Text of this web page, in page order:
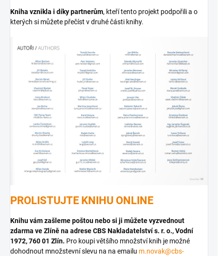
Kniha vznikla i díky partnerům, kteří tento projekt podpořili a o
kterých si můžete přečíst v druhé části knihy.
PROLISTUJTE KNIHU ONLINE
Knihu vám zašleme poštou nebo si ji můžete vyzvednout
zdarma ve Zlíně na adrese CBS Nakladatelství s. r. o., Vodní
1972, 760 01 Zlín. Pro koupi většího množství knih je možné
dohodnout množstevní slevu na na emailu m.novak@cbs-